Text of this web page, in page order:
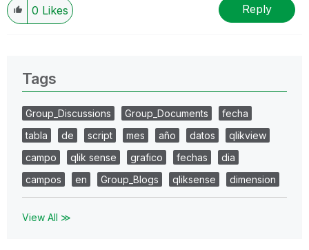
0 Likes Reply
Tags
Group_Discussions Group_Documents
fecha
tabla
de script mes año datos
qlikview
campo
qlik sense grafico fechas
dia
campos
en Group_Blogs qliksense dimension
View All ≫